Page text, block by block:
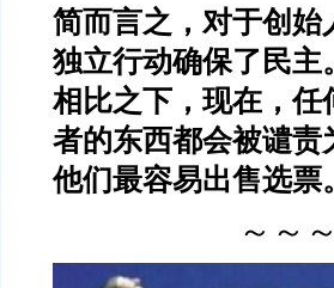
简而言之，对于创
独立行动确保了民主
相比之下，现在，
者的东西都会被谴责
他们最容易出售选票
～～